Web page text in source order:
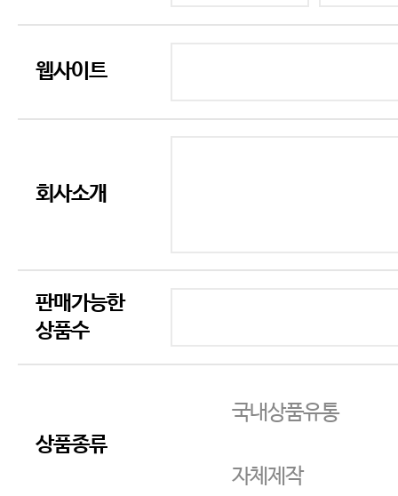
웹사이트
회사소개
판매가능한
상품수
상품종류
국내상품유통
자체제작